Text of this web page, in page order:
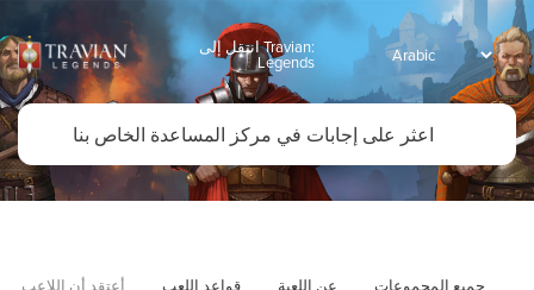
انتقل إلى Travian:
Legends
جميع المجموعات عن اللعبة قواعد اللعب
أعتقد أن اللاعب